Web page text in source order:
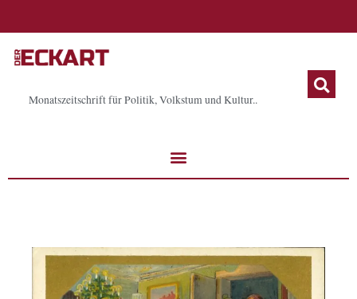
Monatszeitschrift für Politik, Volkstum und Kultur..